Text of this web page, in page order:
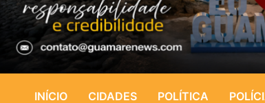
INÍCIO CIDADES POLÍTICA